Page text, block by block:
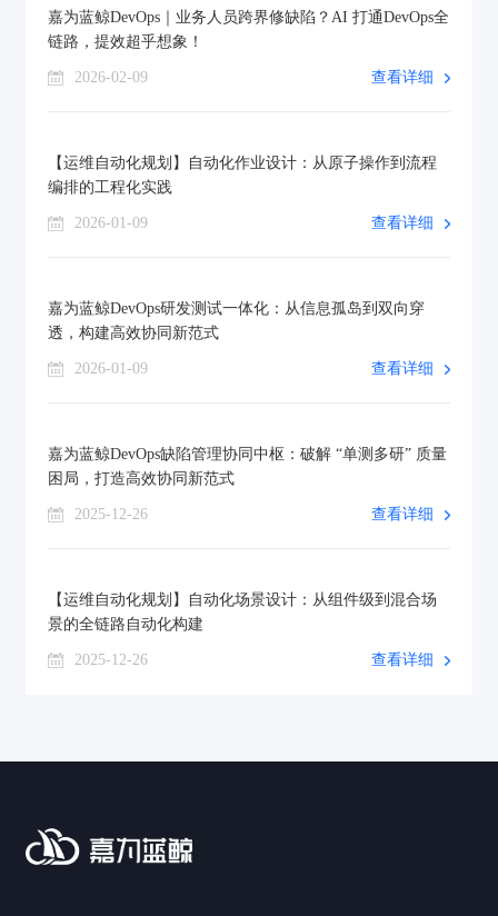
嘉为蓝鲸DevOps｜业务人员跨界修缺陷？AI 打通DevOps全
链路，提效超乎想象！
2026-02-09 查看详细
【运维自动化规划】自动化作业设计：从原子操作到流程
编排的工程化实践
2026-01-09 查看详细
嘉为蓝鲸DevOps研发测试一体化：从信息孤岛到双向穿
透，构建高效协同新范式
2026-01-09 查看详细
嘉为蓝鲸DevOps缺陷管理协同中枢：破解 “单测多研” 质量
困局，打造高效协同新范式
2025-12-26 查看详细
【运维自动化规划】自动化场景设计：从组件级到混合场
景的全链路自动化构建
2025-12-26 查看详细